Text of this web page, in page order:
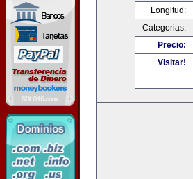
Longitud:
Categorias:
Precio:
Visitar!